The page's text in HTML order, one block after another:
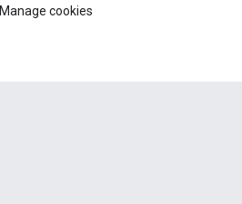
Manage cookies